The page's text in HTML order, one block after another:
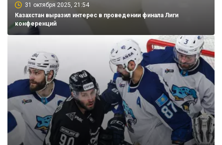
31 октября 2025, 21:54
Казахстан выразил интерес в проведении финала Лиги
конференций